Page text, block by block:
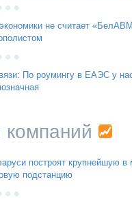
не считает
По роумингу в ЕАЭС у
компаний
построят крупнейшую в
подстанцию